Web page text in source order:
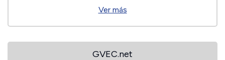
Ver más
GVEC.net